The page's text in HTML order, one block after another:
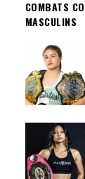
COMBATS
MASCULINS